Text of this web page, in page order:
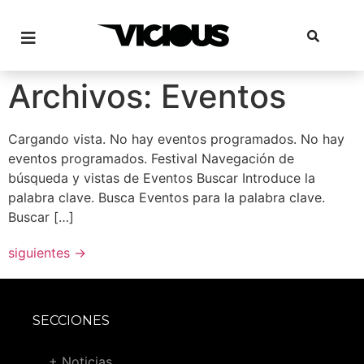
Archivos: Eventos
Cargando vista. No hay eventos programados. No hay
eventos programados. Festival Navegación de
búsqueda y vistas de Eventos Buscar Introduce la
palabra clave. Busca Eventos para la palabra clave.
Buscar […]
siguientes →
SECCIONES